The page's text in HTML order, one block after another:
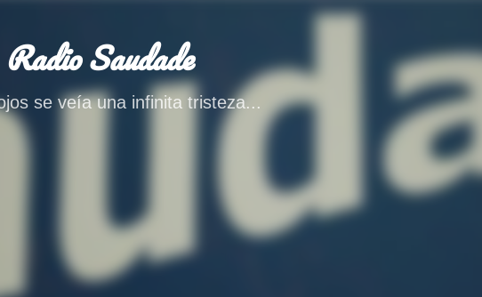
Ir al contenido principal
Radio Saudade
se veía una infinita tristeza...